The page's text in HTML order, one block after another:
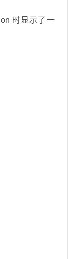
时显示了一